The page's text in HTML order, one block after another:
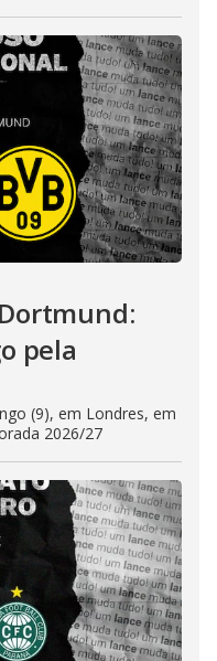
pela
(9), em Londres, em
2026/27